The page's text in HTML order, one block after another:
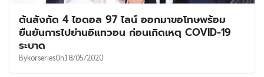
ต้นสังกัด 4 ไอดอล 97 ไลน์ ออกมาขอโทษพร้อม
ยืนยันการไปย่านอิแทวอน ก่อนเกิดเหตุ COVID-19
ระบาด
BykorseriesOn18/05/2020